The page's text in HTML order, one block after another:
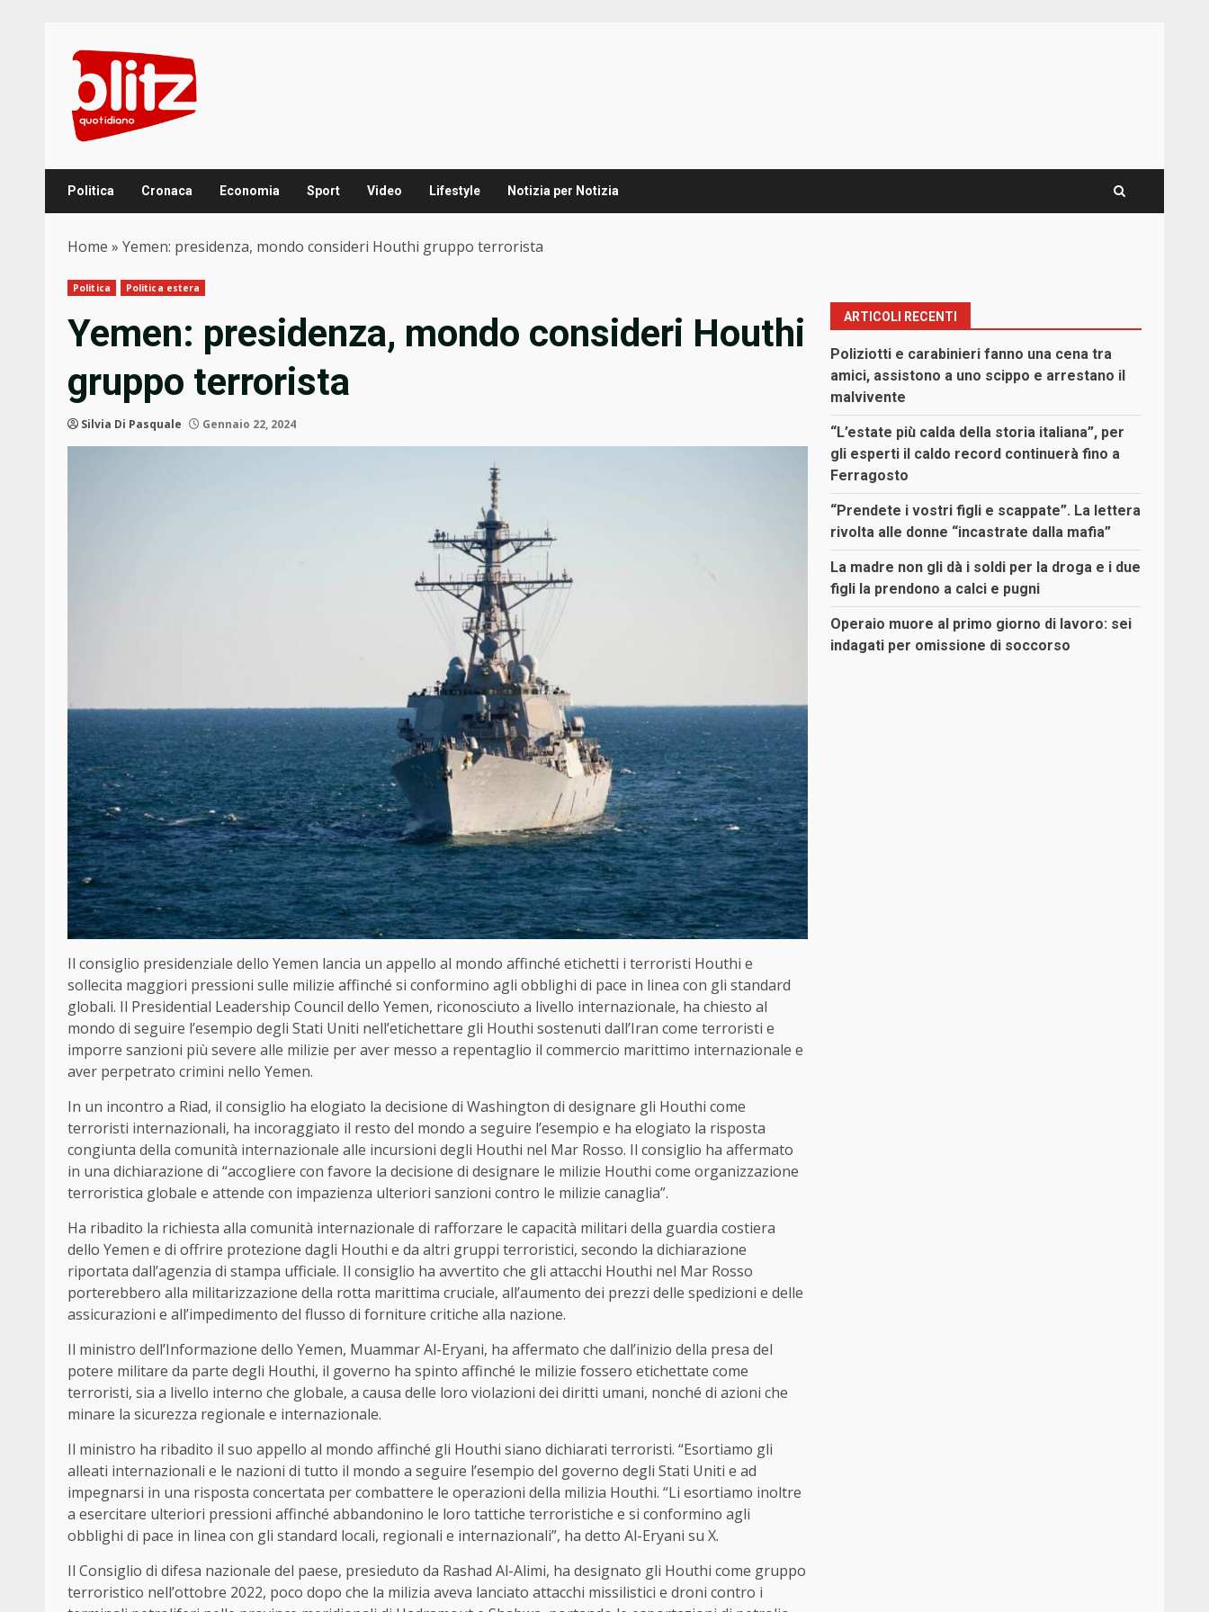
content
Politica Cronaca Economia Sport Video Lifestyle Notizia per Notizia
Home » Yemen: presidenza, mondo consideri Houthi gruppo terrorista
Politica Politica estera
Yemen: presidenza, mondo consideri Houthi
gruppo terrorista
Silvia Di Pasquale Gennaio 22, 2024
Il consiglio presidenziale dello Yemen lancia un appello al mondo affinché etichetti i terroristi Houthi e
sollecita maggiori pressioni sulle milizie affinché si conformino agli obblighi di pace in linea con gli standard
globali. Il Presidential Leadership Council dello Yemen, riconosciuto a livello internazionale, ha chiesto al
mondo di seguire l’esempio degli Stati Uniti nell’etichettare gli Houthi sostenuti dall’Iran come terroristi e
imporre sanzioni più severe alle milizie per aver messo a repentaglio il commercio marittimo internazionale e
aver perpetrato crimini nello Yemen.
In un incontro a Riad, il consiglio ha elogiato la decisione di Washington di designare gli Houthi come
terroristi internazionali, ha incoraggiato il resto del mondo a seguire l’esempio e ha elogiato la risposta
congiunta della comunità internazionale alle incursioni degli Houthi nel Mar Rosso. Il consiglio ha affermato
in una dichiarazione di “accogliere con favore la decisione di designare le milizie Houthi come organizzazione
terroristica globale e attende con impazienza ulteriori sanzioni contro le milizie canaglia”.
Ha ribadito la richiesta alla comunità internazionale di rafforzare le capacità militari della guardia costiera
dello Yemen e di offrire protezione dagli Houthi e da altri gruppi terroristici, secondo la dichiarazione
riportata dall’agenzia di stampa ufficiale. Il consiglio ha avvertito che gli attacchi Houthi nel Mar Rosso
porterebbero alla militarizzazione della rotta marittima cruciale, all’aumento dei prezzi delle spedizioni e delle
assicurazioni e all’impedimento del flusso di forniture critiche alla nazione.
Il ministro dell’Informazione dello Yemen, Muammar Al-Eryani, ha affermato che dall’inizio della presa del
potere militare da parte degli Houthi, il governo ha spinto affinché le milizie fossero etichettate come
terroristi, sia a livello interno che globale, a causa delle loro violazioni dei diritti umani, nonché di azioni che
minare la sicurezza regionale e internazionale.
Il ministro ha ribadito il suo appello al mondo affinché gli Houthi siano dichiarati terroristi. “Esortiamo gli
alleati internazionali e le nazioni di tutto il mondo a seguire l’esempio del governo degli Stati Uniti e ad
impegnarsi in una risposta concertata per combattere le operazioni della milizia Houthi. “Li esortiamo inoltre
a esercitare ulteriori pressioni affinché abbandonino le loro tattiche terroristiche e si conformino agli
obblighi di pace in linea con gli standard locali, regionali e internazionali”, ha detto Al-Eryani su X.
Il Consiglio di difesa nazionale del paese, presieduto da Rashad Al-Alimi, ha designato gli Houthi come gruppo
terroristico nell’ottobre 2022, poco dopo che la milizia aveva lanciato attacchi missilistici e droni contro i
ARTICOLI RECENTI
Poliziotti e carabinieri fanno una cena tra
amici, assistono a uno scippo e arrestano il
malvivente
“L’estate più calda della storia italiana”, per
gli esperti il caldo record continuerà fino a
Ferragosto
“Prendete i vostri figli e scappate”. La lettera
rivolta alle donne “incastrate dalla mafia”
La madre non gli dà i soldi per la droga e i due
figli la prendono a calci e pugni
Operaio muore al primo giorno di lavoro: sei
indagati per omissione di soccorso